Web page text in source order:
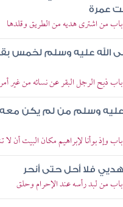
عمرة
من اشترى هديه من الطريق وقلدها
الله عليه وسلم لخمس
ذبح الرجل البقر عن نسائه من غير
عليه وسلم من لم يكن
بوأنا لإبراهيم مكان البيت أن لا
فلا أحل حتى أنحر
من لبد رأسه عند الإحرام وحلق